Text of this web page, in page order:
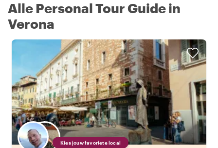
Alle Personal Tour Guide in
Verona
Kies jouw favoriete local